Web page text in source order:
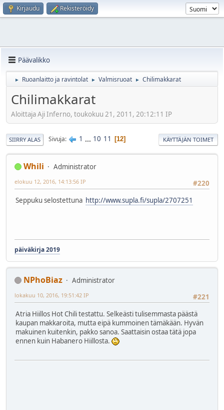
Kirjaudu Rekisteröidy
Päävalikko
► Ruoanlaitto ja ravintolat ► Valmisruoat ► Chilimakkarat
Chilimakkarat
Aloittaja Aji Inferno, toukokuu 21, 2011, 20:12:11 IP
SIIRRY ALAS Sivuja 1 ... 10 11 12 KÄYTTÄJÄN TOIMET
Whili
Administrator
#220
elokuu 12, 2016, 14:13:56 IP
Seppuku selostettuna http://www.supla.fi/supla/2707251
päiväkirja 2019
NPhoBiaz
Administrator
#221
lokakuu 10, 2016, 19:51:42 IP
Atria Hiillos Hot Chili testattu. Selkeästi tulisemmasta päästä
kaupan makkaroita, mutta eipä kummoinen tämäkään. Hyvän
makuinen kuitenkin, pakko sanoa. Saattaisin ostaa tätä jopa
ennen kuin Habanero Hiillosta.